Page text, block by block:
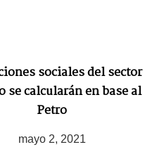
sociales del sector
se calcularán en base al
Petro
mayo 2, 2021